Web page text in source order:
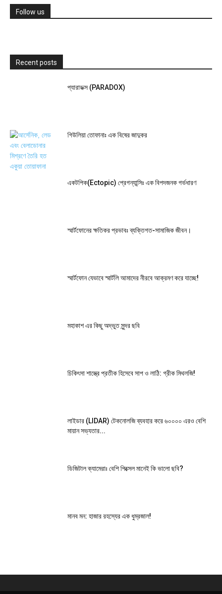
Follow us
Recent posts
প্যারাডক্স (PARADOX)
গিউলিয়া তোফানাঃ এক বিষের জাদুকর
একটপিক(Ectopic) প্রেগন্যান্সিঃ এক বিপদজনক গর্ভধারণ
স্মার্টফোনের ক্ষতিকর প্রভাবঃ ব্যক্তিগত-সামাজিক জীবন।
স্মার্টফোন যেভাবে স্মার্টলি আমাদের নীরবে আক্রমণ করে যাচ্ছে!
মহাকাশ এর কিছু অদ্ভুত সুন্দর ছবি
চিকিৎসা শাস্ত্রে প্রতীক হিসেবে সাপ ও লাঠি: গ্রীক মিথলজি!
লাইডার (LIDAR) টেকনোলজি ব্যবহার করে ৬০০০০ এরও বেশি
মায়ান সভ্যতার...
ডিজিটাল ক্যামেরাঃ বেশি পিক্সেল মানেই কি ভালো ছবি?
মানব মন: হাজার রহস্যের এক ধুম্রজাল!